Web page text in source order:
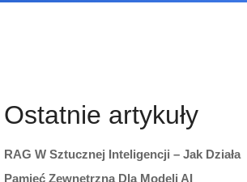
Ostatnie artykuły
RAG W Sztucznej Inteligencji – Jak Działa
Pamięć Zewnętrzna Dla Modeli AI